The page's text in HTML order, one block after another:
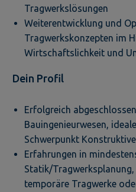
Tragwerkslösungen
Weiterentwicklung und
Tragwerkskonzepten im
Wirtschaftslichkeit und
Dein Profil
Erfolgreich
Bauingenieurwesen,
Schwerpunkt
Erfahrungen in
Statik/Tragwerksplanung,
temporäre Tragwerke